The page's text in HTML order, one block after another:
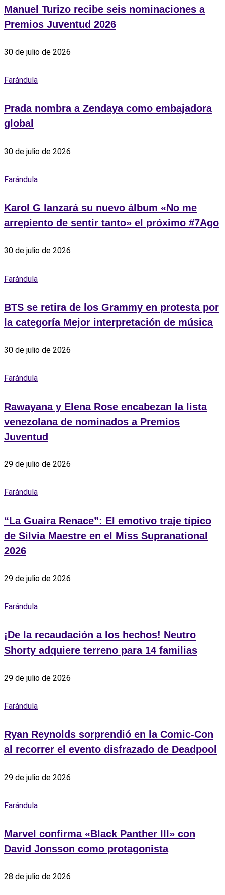
Manuel Turizo recibe seis nominaciones a
Premios Juventud 2026
30 de julio de 2026
Farándula
Prada nombra a Zendaya como embajadora
global
30 de julio de 2026
Farándula
Karol G lanzará su nuevo álbum «No me
arrepiento de sentir tanto» el próximo #7Ago
30 de julio de 2026
Farándula
BTS se retira de los Grammy en protesta por
la categoría Mejor interpretación de música
30 de julio de 2026
Farándula
Rawayana y Elena Rose encabezan la lista
venezolana de nominados a Premios
Juventud
29 de julio de 2026
Farándula
“La Guaira Renace”: El emotivo traje típico
de Silvia Maestre en el Miss Supranational
2026
29 de julio de 2026
Farándula
¡De la recaudación a los hechos! Neutro
Shorty adquiere terreno para 14 familias
29 de julio de 2026
Farándula
Ryan Reynolds sorprendió en la Comic-Con
al recorrer el evento disfrazado de Deadpool
29 de julio de 2026
Farándula
Marvel confirma «Black Panther III» con
David Jonsson como protagonista
28 de julio de 2026